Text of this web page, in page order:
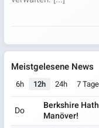
Meistgelesene News
6h 12h 24h 7 Tage
Do
Berkshire
Manöver!